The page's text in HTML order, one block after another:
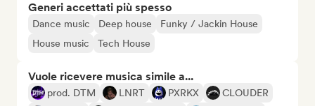
Generi accettati più spesso
Dance music Deep house
Funky / Jackin House
House music
Tech House
Vuole ricevere musica simile a...
prod. DTM LNRT PXRKX
CLOUDER